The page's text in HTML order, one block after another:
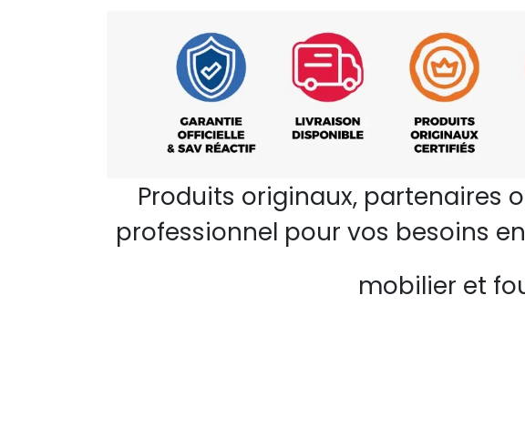
Produits originaux, partenaires
professionnel pour vos besoins
mobilier et